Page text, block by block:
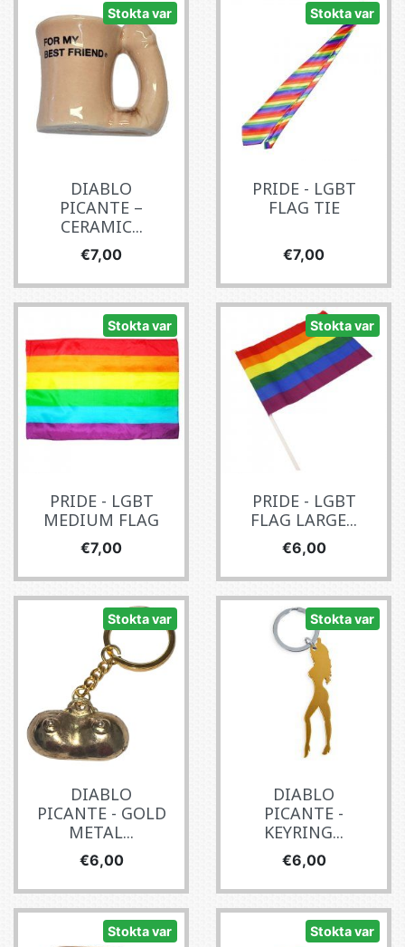
Stokta var
DIABLO
PICANTE –
CERAMIC...
Fiyat
€7,00
Stokta var
PRIDE - LGBT
FLAG TIE
Fiyat
€7,00
Stokta var
PRIDE - LGBT
MEDIUM FLAG
Fiyat
€7,00
Stokta var
PRIDE - LGBT
FLAG LARGE...
Fiyat
€6,00
Stokta var
DIABLO
PICANTE - GOLD
METAL...
Fiyat
€6,00
Stokta var
DIABLO
PICANTE -
KEYRING...
Fiyat
€6,00
Stokta var Stokta var